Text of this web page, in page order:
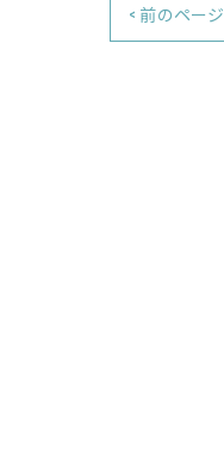
< 前のページ